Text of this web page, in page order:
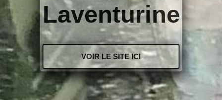
Laventurine
VOIR LE SITE ICI